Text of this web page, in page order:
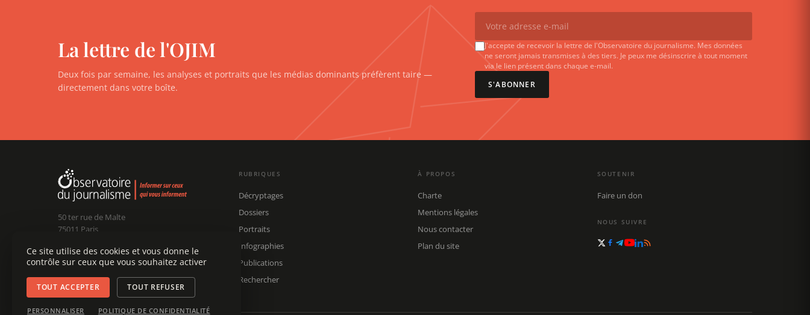
La lettre de l'OJIM
Deux fois par semaine, les analyses et portraits que les médias dominants préfèrent taire —
directement dans votre boîte.
J'accepte de recevoir la lettre de l'Observatoire du journalisme. Mes données
ne seront jamais transmises à des tiers. Je peux me désinscrire à tout moment
via le lien présent dans chaque e-mail.
S'ABONNER
50 ter rue de Malte
75011 Paris
Président :Claude Chollet
Dir. rédaction :Édouard Chanot
Nous écrire : contact@ojim.fr
RUBRIQUES
Décryptages
Dossiers
Portraits
Infographies
Publications
Rechercher
À PROPOS
Charte
Mentions légales
Nous contacter
Plan du site
SOUTENIR
Faire un don
NOUS SUIVRE
Ce site utilise des cookies et vous donne le
contrôle sur ceux que vous souhaitez activer
TOUT ACCEPTER TOUT REFUSER
PERSONNALISER POLITIQUE DE CONFIDENTIALITÉ